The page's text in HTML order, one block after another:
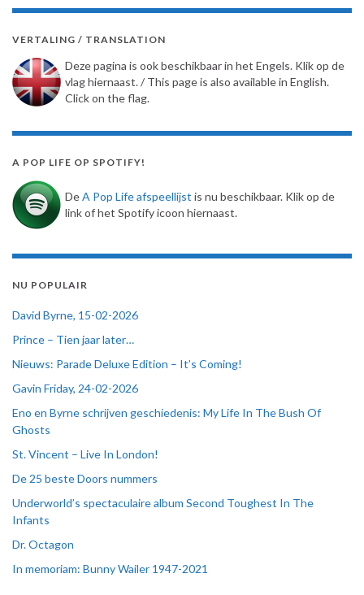
VERTALING / TRANSLATION
Deze pagina is ook beschikbaar in het Engels. Klik op de
vlag hiernaast. / This page is also available in English.
Click on the flag.
A POP LIFE OP SPOTIFY!
DeA Pop Life afspeellijst is nu beschikbaar. Klik op de
link of het Spotify icoon hiernaast.
NU POPULAIR
David Byrne, 15-02-2026
Prince – Tien jaar later…
Nieuws: Parade Deluxe Edition – It’s Coming!
Gavin Friday, 24-02-2026
Eno en Byrne schrijven geschiedenis: My Life In The Bush Of
Ghosts
St. Vincent – Live In London!
De 25 beste Doors nummers
Underworld’s spectaculaire album Second Toughest In The
Infants
Dr. Octagon
In memoriam: Bunny Wailer 1947-2021